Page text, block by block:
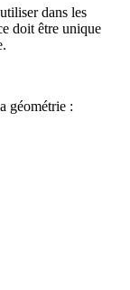
dans les
doit être unique
géométrie :